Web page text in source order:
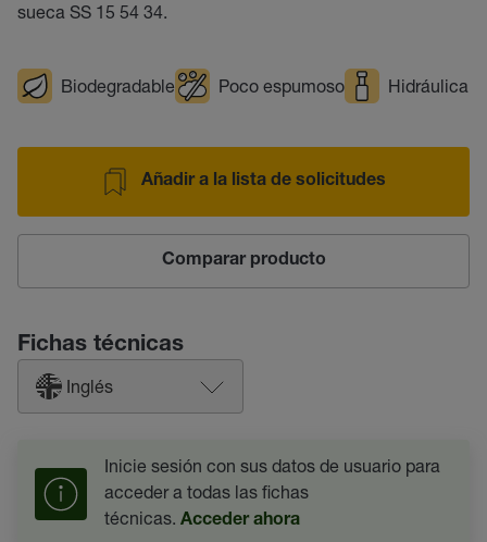
sueca SS 15 54 34.
Biodegradable Poco espumoso Hidráulica
Añadir a la lista de solicitudes
Comparar producto
Fichas técnicas
Inglés
Inicie sesión con sus datos de usuario para
acceder a todas las fichas
técnicas. Acceder ahora